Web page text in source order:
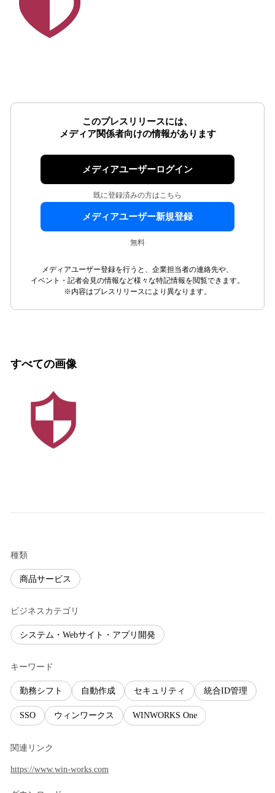
このプレスリリースには、
メディア関係者向けの情報があります
メディアユーザーログイン
既に登録済みの方はこちら
メディアユーザー新規登録
無料
メディアユーザー登録を行うと、企業担当者の連絡先や、
イベント・記者会見の情報など様々な特記情報を閲覧できます。
※内容はプレスリリースにより異なります。
すべての画像
種類
商品サービス
ビジネスカテゴリ
システム・Webサイト・アプリ開発
キーワード
勤務シフト 自動作成 セキュリティ 統合ID管理
SSO ウィンワークス WINWORKS One
関連リンク
https://www.win-works.com